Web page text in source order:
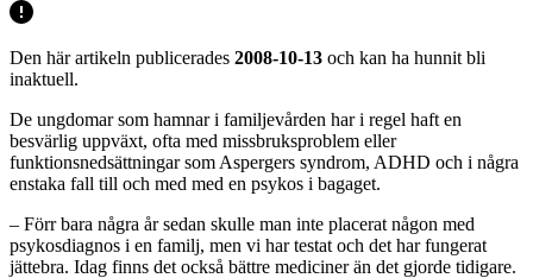
Den här artikeln publicerades 2008-10-13 och kan ha hunnit bli
inaktuell.
De ungdomar som hamnar i familjevården har i regel haft en
besvärlig uppväxt, ofta med missbruksproblem eller
funktionsnedsättningar som Aspergers syndrom, ADHD och i några
enstaka fall till och med med en psykos i bagaget.
– Förr bara några år sedan skulle man inte placerat någon med
psykosdiagnos i en familj, men vi har testat och det har fungerat
jättebra. Idag finns det också bättre mediciner än det gjorde tidigare.